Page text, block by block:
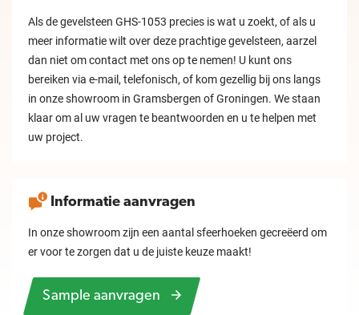
Als de gevelsteen GHS-1053 precies is wat u zoekt, of als u
meer informatie wilt over deze prachtige gevelsteen, aarzel
dan niet om contact met ons op te nemen! U kunt ons
bereiken via e-mail, telefonisch, of kom gezellig bij ons langs
in onze showroom in Gramsbergen of Groningen. We staan
klaar om al uw vragen te beantwoorden en u te helpen met
uw project.
Informatie aanvragen
In onze showroom zijn een aantal sfeerhoeken gecreëerd om
er voor te zorgen dat u de juiste keuze maakt!
Sample aanvragen